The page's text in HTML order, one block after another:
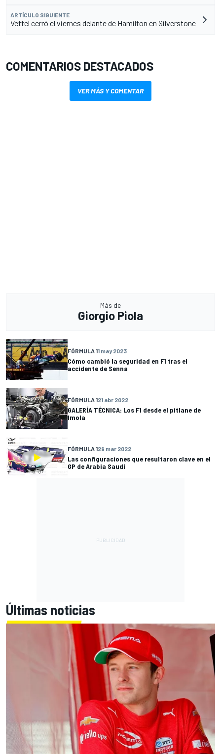
ARTÍCULO SIGUIENTE
Vettel cerró el viernes delante de Hamilton en Silverstone
COMENTARIOS DESTACADOS
VER MÁS Y COMENTAR
Más de
Giorgio Piola
FÓRMULA 11 may 2023
Cómo cambió la seguridad en F1 tras el
accidente de Senna
FÓRMULA 121 abr 2022
GALERÍA TÉCNICA: Los F1 desde el pitlane de
Imola
FÓRMULA 129 mar 2022
Las configuraciones que resultaron clave en el
GP de Arabia Saudí
Últimas noticias